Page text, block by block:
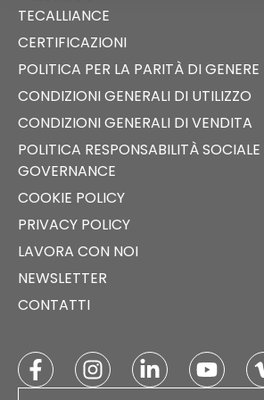
TECALLIANCE
CERTIFICAZIONI
POLITICA PER LA PARITÀ DI GENERE
CONDIZIONI GENERALI DI UTILIZZO
CONDIZIONI GENERALI DI VENDITA
POLITICA RESPONSABILITÀ SOCIALE
GOVERNANCE
COOKIE POLICY
PRIVACY POLICY
LAVORA CON NOI
NEWSLETTER
CONTATTI